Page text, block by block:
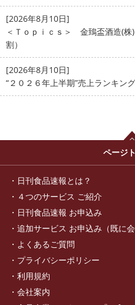
[2026年8月10日]
＜Ｔｏｐｉｃｓ＞ 金鵄盃酒造(株
割）
[2026年8月10日]
“２０２６年上半期”売上ランキン
ページ
日刊食品速報とは？
４つのサービス ご紹介
日刊食品速報 お申込み
追加サービス お申込み（既に会
よくあるご質問
プライバシーポリシー
利用規約
会社案内